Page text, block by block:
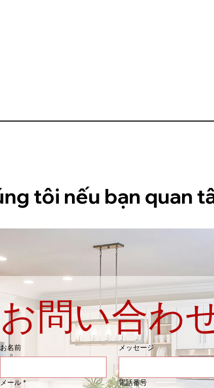
tôi nếu bạn quan
お問い合わ
お名前 メッセージ
メール * 電話番号